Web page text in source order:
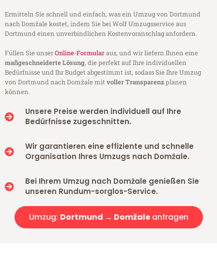
Ermitteln Sie schnell und einfach, was ein Umzug von Dortmund
nach Domžale kostet, indem Sie bei Wolf Umzugsservice aus
Dortmund einen unverbindlichen Kostenvoranschlag anfordern.
Füllen Sie unserOnline-Formularaus, und wir liefern Ihnen eine
maßgeschneiderte Lösung, die perfekt auf Ihre individuellen
Bedürfnisse und Ihr Budget abgestimmt ist, sodass Sie Ihre Umzug
von Dortmund nach Domžale mitvoller Transparenzplanen
können.
Unsere Preise werden individuell auf Ihre
Bedürfnisse zugeschnitten.
Wir garantieren eine effiziente und schnelle
Organisation Ihres Umzugs nach Domžale.
Bei Ihrem Umzug nach Domžale genießen Sie
unseren Rundum-sorglos-Service.
Umzug: Dortmund → Domžaleanfragen